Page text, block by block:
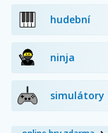
hudební
ninja
simulátory